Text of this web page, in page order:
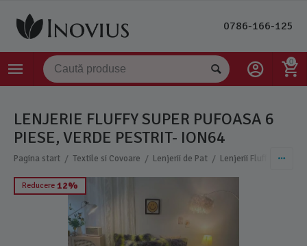
0786-166-125
0
LENJERIE FLUFFY SUPER PUFOASA 6
PIESE, VERDE PESTRIT- ION64
Pagina start / Textile si Covoare / Lenjerii de Pat / Lenjerii Fluffy Super
Reducere 12%